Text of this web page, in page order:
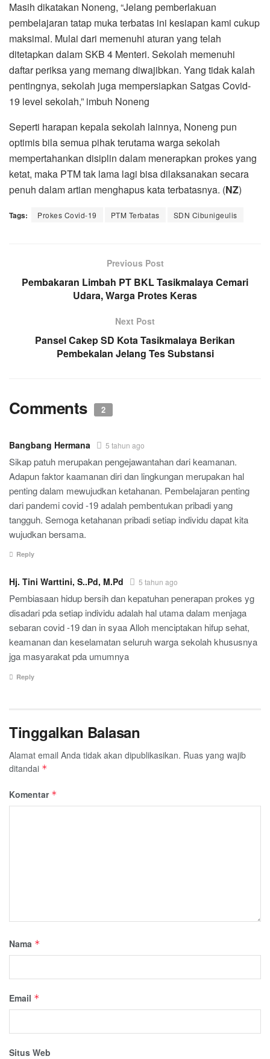
Masih dikatakan Noneng, “Jelang pemberlakuan
pembelajaran tatap muka terbatas ini kesiapan kami cukup
maksimal. Mulai dari memenuhi aturan yang telah
ditetapkan dalam SKB 4 Menteri. Sekolah memenuhi
daftar periksa yang memang diwajibkan. Yang tidak kalah
pentingnya, sekolah juga mempersiapkan Satgas Covid-
19 level sekolah,” imbuh Noneng
Seperti harapan kepala sekolah lainnya, Noneng pun
optimis bila semua pihak terutama warga sekolah
mempertahankan disiplin dalam menerapkan prokes yang
ketat, maka PTM tak lama lagi bisa dilaksanakan secara
penuh dalam artian menghapus kata terbatasnya. (NZ)
Tags: Prokes Covid-19 PTM Terbatas SDN Cibunigeulis
Previous Post
Pembakaran Limbah PT BKL Tasikmalaya Cemari
Udara, Warga Protes Keras
Next Post
Pansel Cakep SD Kota Tasikmalaya Berikan
Pembekalan Jelang Tes Substansi
Comments 2
Bangbang Hermana 5 tahun ago
Sikap patuh merupakan pengejawantahan dari keamanan.
Adapun faktor kaamanan diri dan lingkungan merupakan hal
penting dalam mewujudkan ketahanan. Pembelajaran penting
dari pandemi covid -19 adalah pembentukan pribadi yang
tangguh. Semoga ketahanan pribadi setiap individu dapat kita
wujudkan bersama.
Reply
Hj. Tini Warttini, S..Pd, M.Pd 5 tahun ago
Pembiasaan hidup bersih dan kepatuhan penerapan prokes yg
disadari pda setiap individu adalah hal utama dalam menjaga
sebaran covid -19 dan in syaa Alloh menciptakan hifup sehat,
keamanan dan keselamatan seluruh warga sekolah khususnya
jga masyarakat pda umumnya
Reply
Tinggalkan Balasan
Alamat email Anda tidak akan dipublikasikan. Ruas yang wajib
ditandai *
Komentar *
Nama *
Email *
Situs Web